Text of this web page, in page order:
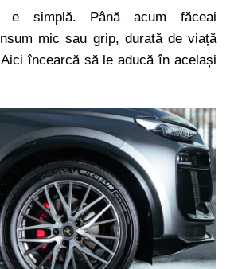
e simplă. Până acum făceai
mic sau grip, durată de viață
încearcă să le aducă în același